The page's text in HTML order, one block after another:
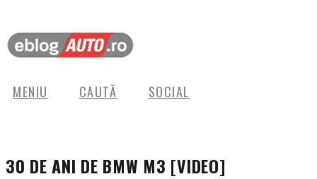
MENIU CAUTĂ SOCIAL
30 DE ANI DE BMW M3 [VIDEO]